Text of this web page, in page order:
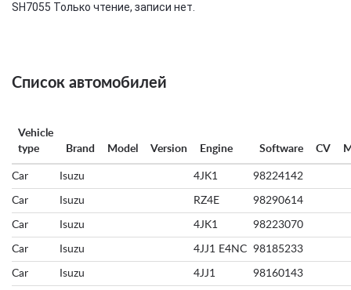
SH7055 Только чтение, записи нет.
Список автомобилей
Vehicle
type
Brand Model Version Engine Software CV
Car Isuzu 4JK1 98224142
Car Isuzu RZ4E 98290614
Car Isuzu 4JK1 98223070
Car Isuzu 4JJ1 E4NC 98185233
Car Isuzu 4JJ1 98160143